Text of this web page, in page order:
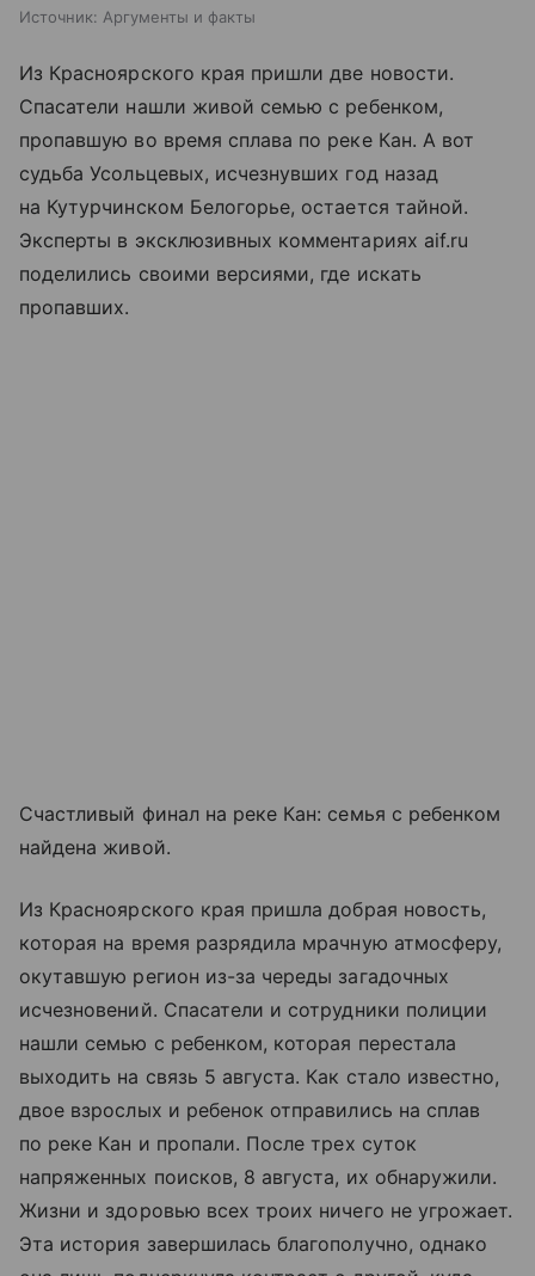
Источник: Аргументы и факты
Из Красноярского края пришли две новости.
Спасатели нашли живой семью с ребенком,
пропавшую во время сплава по реке Кан. А вот
судьба Усольцевых, исчезнувших год назад
на Кутурчинском Белогорье, остается тайной.
Эксперты в эксклюзивных комментариях aif.ru
поделились своими версиями, где искать
пропавших.
Счастливый финал на реке Кан: семья с ребенком
найдена живой.
Из Красноярского края пришла добрая новость,
которая на время разрядила мрачную атмосферу,
окутавшую регион из-за череды загадочных
исчезновений. Спасатели и сотрудники полиции
нашли семью с ребенком, которая перестала
выходить на связь 5 августа. Как стало известно,
двое взрослых и ребенок отправились на сплав
по реке Кан и пропали. После трех суток
напряженных поисков, 8 августа, их обнаружили.
Жизни и здоровью всех троих ничего не угрожает.
Эта история завершилась благополучно, однако